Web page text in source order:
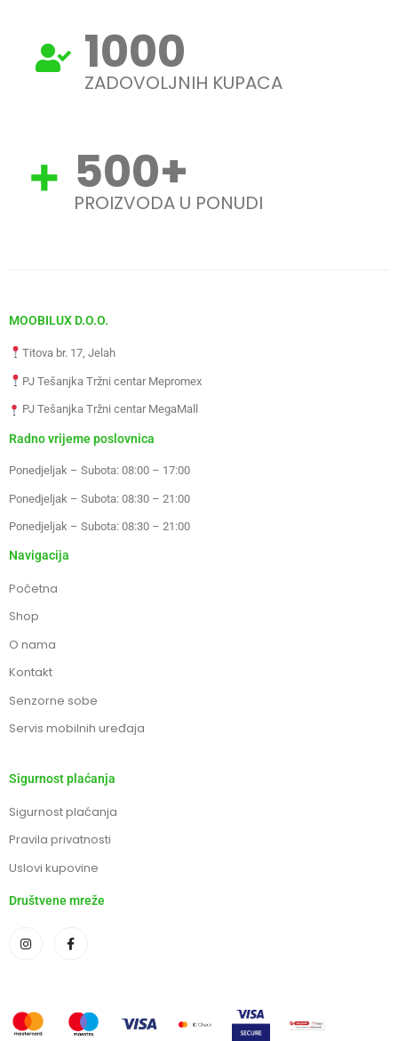
1000
ZADOVOLJNIH KUPACA
500+
PROIZVODA U PONUDI
MOOBILUX D.O.O.
Titova br. 17, Jelah
PJ Tešanjka Tržni centar Mepromex
PJ Tešanjka Tržni centar MegaMall
Radno vrijeme poslovnica
Ponedjeljak – Subota: 08:00 – 17:00
Ponedjeljak – Subota: 08:30 – 21:00
Ponedjeljak – Subota: 08:30 – 21:00
Navigacija
Početna
Shop
O nama
Kontakt
Senzorne sobe
Servis mobilnih uređaja
Sigurnost plaćanja
Sigurnost plaćanja
Pravila privatnosti
Uslovi kupovine
Društvene mreže